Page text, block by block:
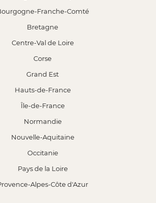
Franche-Comté
Bretagne
Centre-Val de Loire
Corse
Grand Est
Hauts-de-France
Île-de-France
Normandie
Nouvelle-Aquitaine
Occitanie
Pays de la Loire
Alpes-Côte d'Azur